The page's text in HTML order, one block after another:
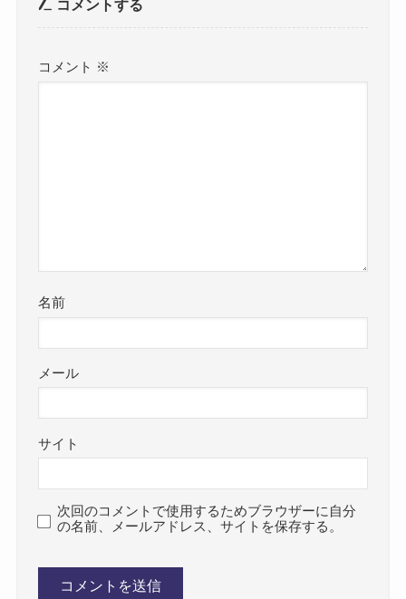
コメントする
コメント ※
名前
メール
サイト
次回のコメントで使用するためブラウザーに自分
の名前、メールアドレス、サイトを保存する。